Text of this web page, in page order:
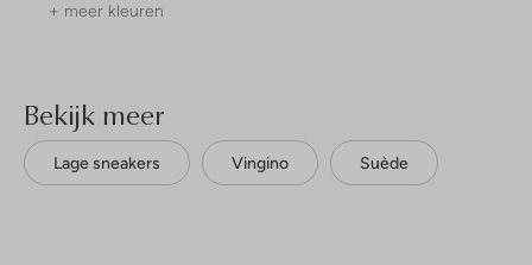
+ meer kleuren
Bekijk meer
Lage sneakers Vingino Suède